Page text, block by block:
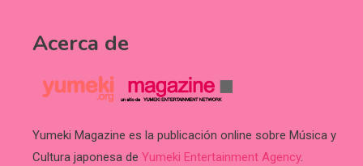
Acerca de
Yumeki Magazine es la publicación online sobre Música y
Cultura japonesa de Yumeki Entertainment Agency.